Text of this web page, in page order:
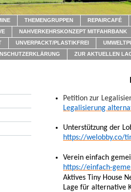
THEMENGRUPPEN
REPAIRCAFÉ
NAHVERKEHRSKONZEPT MITFAHRBANK
UNVERPACKT/PLASTIKFREI
ZUR AKTUELLEN
Petition zur
Legalisierung
Unterstützung der
https://welobby.co/
Verein einfach
https://einfach-
Aktives Tiny House
Lage für alternative